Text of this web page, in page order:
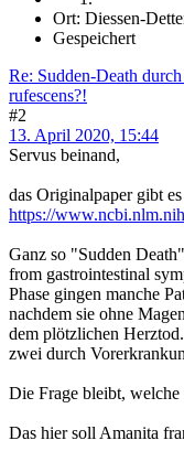
Ort: Diessen-
Gespeichert
Re: Sudden-Death
rufescens?!
#2
13. April 2020, 15:44
Servus beinand,
das Originalpaper gibt
https://
Ganz so "Sudden
from gastrointestinal
Phase gingen manche
nachdem sie ohne
dem plötzlichen
zwei durch
Die Frage bleibt,
Das hier soll Amanita